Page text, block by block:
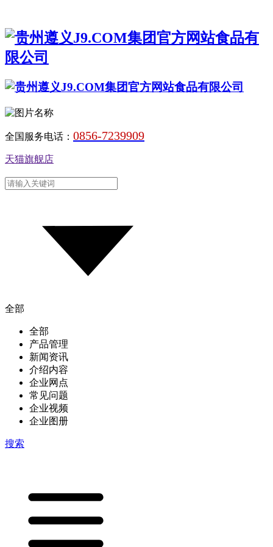
全国服务电话： 0856-7239909
天猫旗舰店
全部
全部
产品管理
新闻资讯
介绍内容
企业网点
常见问题
企业视频
企业图册
搜索